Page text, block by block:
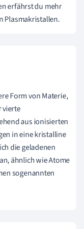
erfährst du mehr
Plasmakristallen.
Form von Materie,
vierte
aus ionisierten
in eine kristalline
die geladenen
ähnlich wie Atome
sogenannten